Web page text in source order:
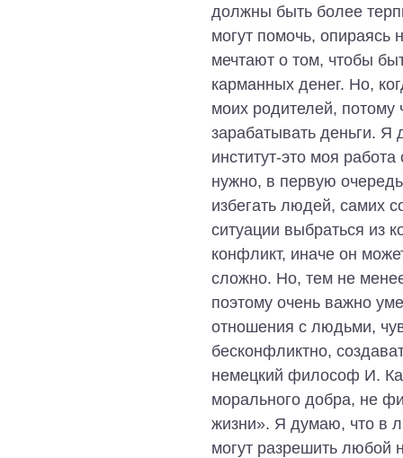
должны быть более
могут помочь, опираясь
мечтают о том, чтобы
карманных денег. Но,
моих родителей, потому
зарабатывать деньги. Я
институт-это моя
нужно, в первую
избегать людей, самих
ситуации выбраться из
конфликт, иначе он
сложно. Но, тем не
поэтому очень важно
отношения с людьми,
бесконфликтно,
немецкий философ И.
морального добра, не
жизни». Я думаю, что в
могут разрешить любой